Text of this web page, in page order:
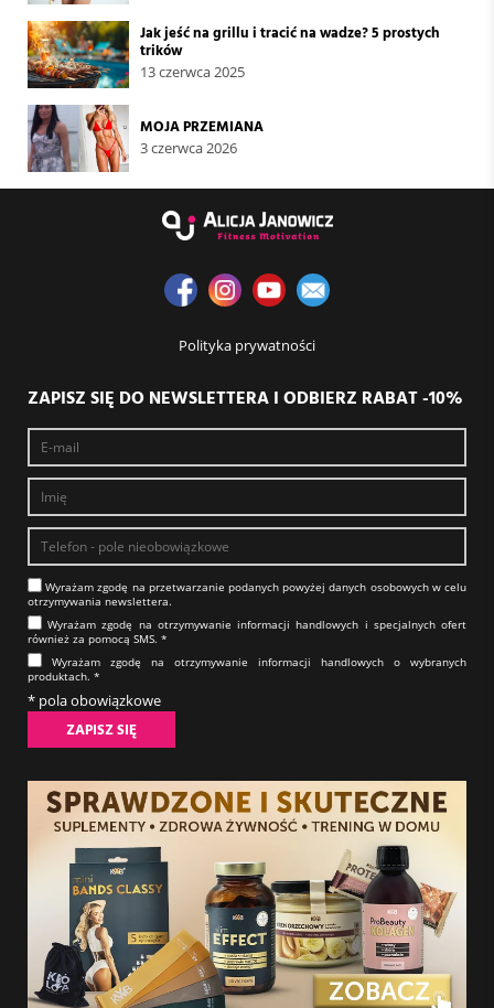
Jak jeść na grillu i tracić na wadze? 5 prostych
trików
13 czerwca 2025
MOJA PRZEMIANA
3 czerwca 2026
Polityka prywatności
ZAPISZ SIĘ DO NEWSLETTERA I ODBIERZ RABAT -10%
Wyrażam zgodę na prze­twa­rza­nie po­da­nych powyżej danych osobowych w celu
otrzy­my­wa­nia new­slet­tera.​​​​​​​
Wyrażam zgodę na otrzy­my­wa­nie in­for­ma­cji han­dlo­wych i specjalnych ofert
również za pomocą SMS.​​​​​​​ *
Wyrażam zgodę na otrzy­my­wa­nie in­for­ma­cji han­dlo­wych o wybranych
produktach.​​​​​​​ *
* pola obowiązkowe